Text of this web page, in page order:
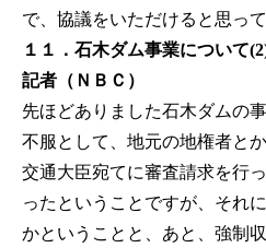
で、協議をいただけると思って
１１．石木ダム事業について(2)
記者（ＮＢＣ）
先ほどありました石木ダムの
不服として、地元の地権者と
交通大臣宛てに審査請求を行
ったということですが、それ
かということと、あと、強制